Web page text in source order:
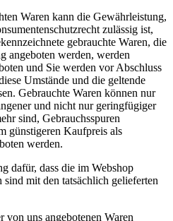
Waren kann die Gewährleistung,
zulässig ist,
gebrauchte Waren, die
angeboten werden, werden
und Sie werden vor Abschluss
Umstände und die geltende
Gebrauchte Waren können nur
und nicht nur geringfügiger
sind, Gebrauchsspuren
günstigeren Kaufpreis als
werden.
dafür, dass die im Webshop
mit den tatsächlich gelieferten
von uns angebotenen Waren